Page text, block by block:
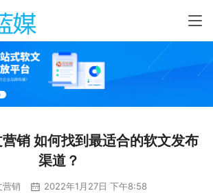
销 如何找到最适合的软文发布
渠道？
营销 2022年1月27日 下午8:58